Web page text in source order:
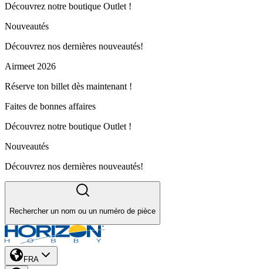
Découvrez notre boutique Outlet !
Nouveautés
Découvrez nos dernières nouveautés!
Airmeet 2026
Réserve ton billet dès maintenant !
Faites de bonnes affaires
Découvrez notre boutique Outlet !
Nouveautés
Découvrez nos dernières nouveautés!
Rechercher un nom ou un numéro de pièce
FRA